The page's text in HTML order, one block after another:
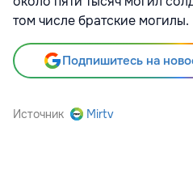
том числе братские могилы.
Подпишитесь на
Источник Mirtv